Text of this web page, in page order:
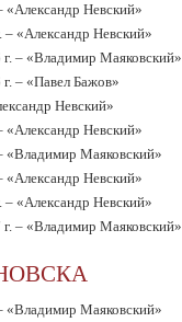
«Александр Невский»
– «Александр Невский»
г. – «Владимир Маяковский»
– «Павел Бажов»
Невский»
«Александр Невский»
«Владимир Маяковский»
«Александр Невский»
– «Александр Невский»
г. – «Владимир Маяковский»
«Владимир Маяковский»